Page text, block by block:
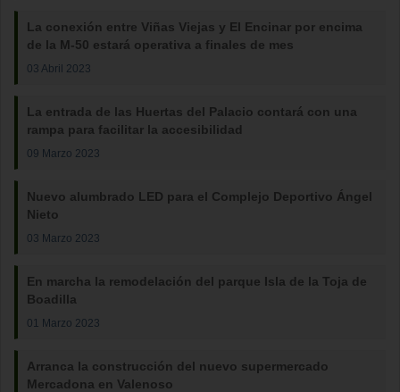
La conexión entre Viñas Viejas y El Encinar por encima
de la M-50 estará operativa a finales de mes
03 Abril 2023
La entrada de las Huertas del Palacio contará con una
rampa para facilitar la accesibilidad
09 Marzo 2023
Nuevo alumbrado LED para el Complejo Deportivo Ángel
Nieto
03 Marzo 2023
En marcha la remodelación del parque Isla de la Toja de
Boadilla
01 Marzo 2023
Arranca la construcción del nuevo supermercado
Mercadona en Valenoso